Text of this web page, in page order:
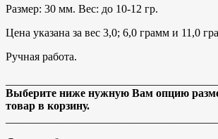
Размер: 30 мм. Вес: до 10-12 гр.
Цена указана за вес 3,0; 6,0 грамм и 11,0
Ручная работа.
Выберите ниже нужную Вам опцию
товар в корзину.